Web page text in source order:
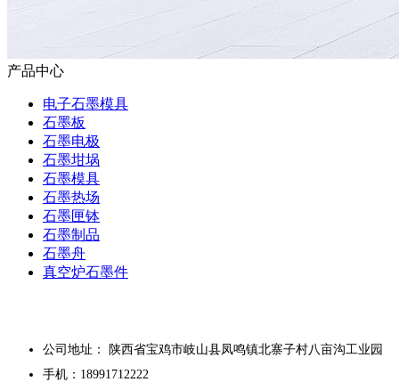
产品中心
电子石墨模具
石墨板
石墨电极
石墨坩埚
石墨模具
石墨热场
石墨匣钵
石墨制品
石墨舟
真空炉石墨件
公司地址： 陕西省宝鸡市岐山县凤鸣镇北寨子村八亩沟工业园
手机：18991712222